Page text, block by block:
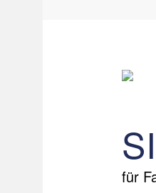
für